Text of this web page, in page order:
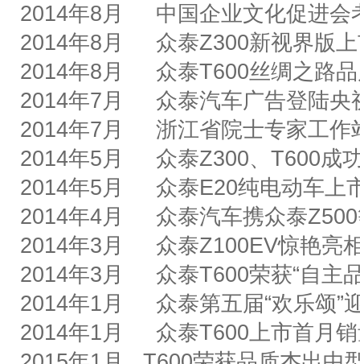
2014年8月
中国企业文化促进
2014年8月 众泰Z300新视界版
2014年8月 众泰T600丝绸之路
2014年7月
众泰汽车广告登陆央
2014年7月
浙江省院士专家工作
2014年5月 众泰Z300、 T600成
2014年5月 众泰E20纯电动车上
2014年4月 众泰汽车携众泰Z500
2014年3月 众泰Z100EV惊艳亮
2014年3月 众泰T600荣获“自主
2014年1月 众泰第五届“欢乐颂”
2014年1月 众泰T600 上市首月